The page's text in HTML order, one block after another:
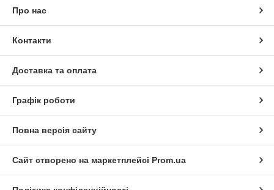
Про нас
Контакти
Доставка та оплата
Графік роботи
Повна версія сайту
Сайт створено на маркетплейсі Prom.ua